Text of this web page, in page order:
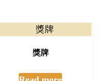
獎牌